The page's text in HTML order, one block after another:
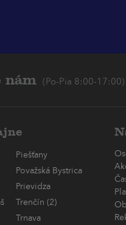
nám (Po-Pia 8:00-17:00)
Piešťany
Považská Bystrica
Prievidza
Trenčín (2)
Trnava